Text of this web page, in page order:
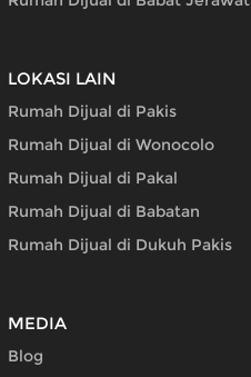
LOKASI LAIN
Rumah Dijual di Pakis
Rumah Dijual di Wonocolo
Rumah Dijual di Pakal
Rumah Dijual di Babatan
Rumah Dijual di Dukuh Pakis
MEDIA
Blog